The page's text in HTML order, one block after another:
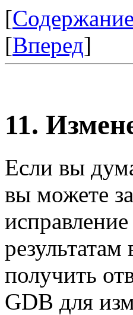
[Содержание
[Вперед]
11.
Если вы
вы можете
получить
GDB для